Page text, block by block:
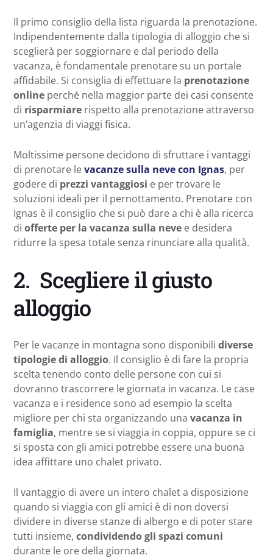
Il primo consiglio della lista riguarda la prenotazione.
Indipendentemente dalla tipologia di alloggio che si
sceglierà per soggiornare e dal periodo della
vacanza, è fondamentale prenotare su un portale
affidabile. Si consiglia di effettuare la prenotazione
online perché nella maggior parte dei casi consente
di risparmiare rispetto alla prenotazione attraverso
un’agenzia di viaggi fisica.
Moltissime persone decidono di sfruttare i vantaggi
di prenotare levacanze sulla neve con Ignas, per
godere di prezzi vantaggiosi e per trovare le
soluzioni ideali per il pernottamento. Prenotare con
Ignas è il consiglio che si può dare a chi è alla ricerca
di offerte per la vacanza sulla neve e desidera
ridurre la spesa totale senza rinunciare alla qualità.
2. Scegliere il giusto
alloggio
Per le vacanze in montagna sono disponibili diverse
tipologie di alloggio. Il consiglio è di fare la propria
scelta tenendo conto delle persone con cui si
dovranno trascorrere le giornata in vacanza. Le case
vacanza e i residence sono ad esempio la scelta
migliore per chi sta organizzando una vacanza in
famiglia, mentre se si viaggia in coppia, oppure se ci
si sposta con gli amici potrebbe essere una buona
idea affittare uno chalet privato.
Il vantaggio di avere un intero chalet a disposizione
quando si viaggia con gli amici è di non doversi
dividere in diverse stanze di albergo e di poter stare
tutti insieme, condividendo gli spazi comuni
durante le ore della giornata.